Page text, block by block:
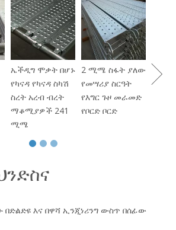
ኤችዲግ ሞቃት በሆኑ
የካናዳ የካናዳ ስካሽ
ስረት አረብ ብረት
ማቆሚያዎች 241
ሚሜ
2 ሚሜ ስፋት ያለው
የመሣሪያ ስርዓት
የእግር ጉዞ መራመድ
የቦርድ ቦርድ
በድልድዩ እና በዋሻ ኢንጂነሪንግ ውስጥ በሰፊው